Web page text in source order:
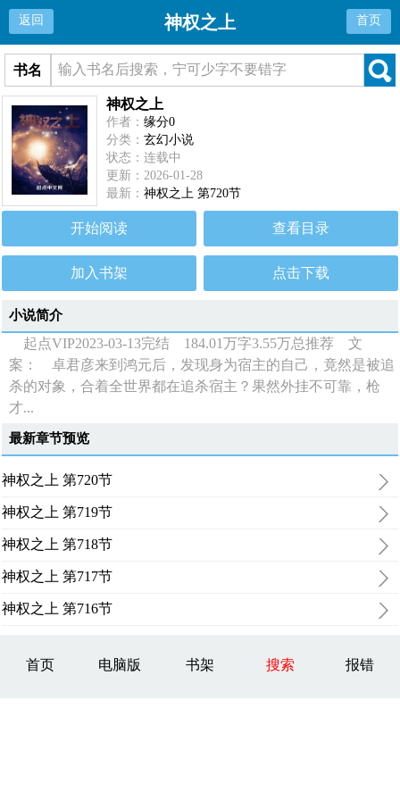
返回 神权之上 首页
书名
神权之上
作者：缘分0
分类：玄幻小说
状态：连载中
更新：2026-01-28
最新：神权之上 第720节
开始阅读 查看目录
加入书架 点击下载
小说简介
起点VIP2023-03-13完结 184.01万字3.55万总推荐 文
案： 卓君彦来到鸿元后，发现身为宿主的自己，竟然是被追
杀的对象，合着全世界都在追杀宿主？果然外挂不可靠，枪
才...
最新章节预览
神权之上 第720节
神权之上 第719节
神权之上 第718节
神权之上 第717节
神权之上 第716节
首页 电脑版 书架 搜索 报错